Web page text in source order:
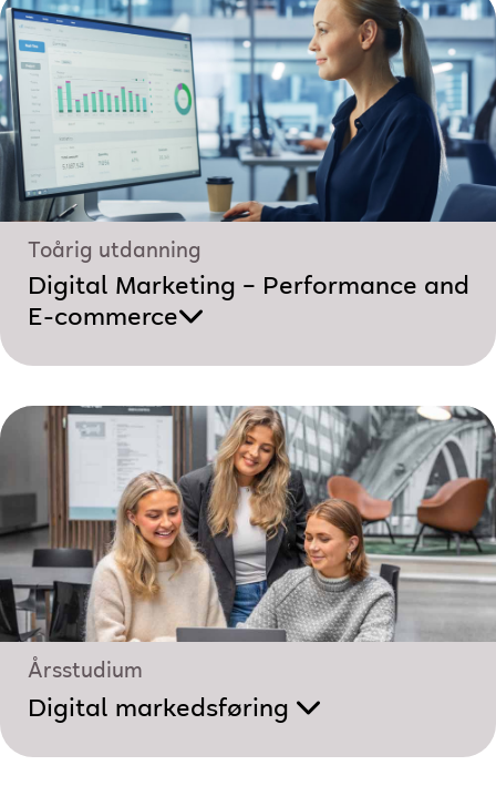
Toårig utdanning
Digital Marketing – Performance and
E-commerce
Årsstudium
Digital markedsføring